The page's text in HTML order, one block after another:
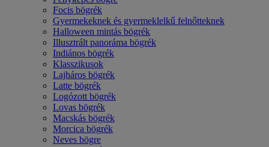
Focis bögrék
Gyermekeknek és gyermeklelkű felnőtteknek
Halloween mintás bögrék
Illusztrált panoráma bögrék
Indiános bögrék
Klasszikusok
Lajháros bögrék
Latte bögrék
Logózott bögrék
Lovas bögrék
Macskás bögrék
Morcica bögrék
Neves bögre